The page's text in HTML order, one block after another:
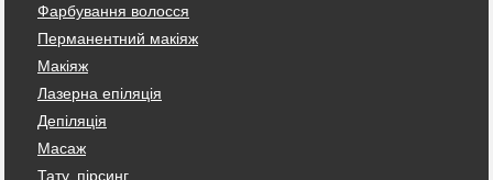
Фарбування волосся
Перманентний макіяж
Макіяж
Лазерна епіляція
Депіляція
Масаж
Тату, пірсинг